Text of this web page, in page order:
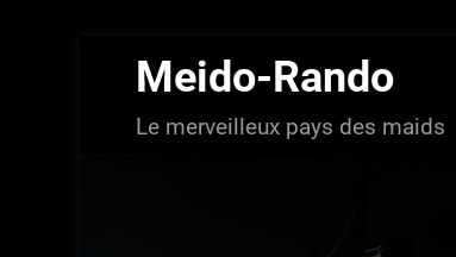
Meido-Rando
Le merveilleux pays des maids